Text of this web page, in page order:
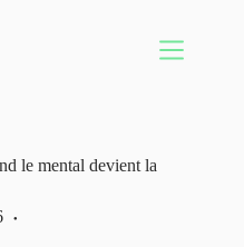
le mental devient la